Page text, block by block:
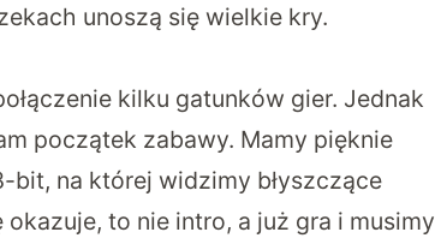
unoszą się wielkie kry.
kilku gatunków gier. Jednak
początek zabawy. Mamy pięknie
na której widzimy błyszczące
to nie intro, a już gra i musimy